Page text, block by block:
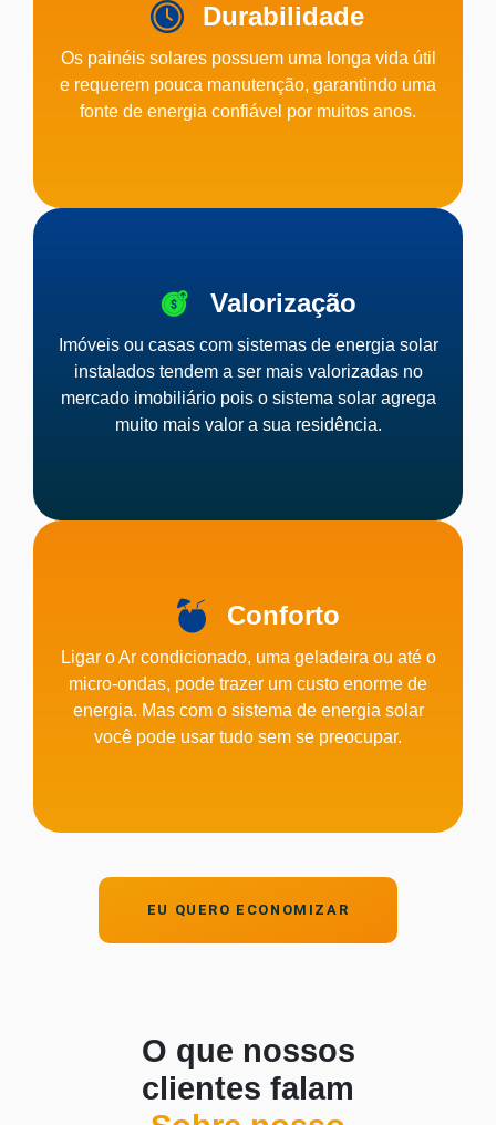
Durabilidade
Os painéis solares possuem uma longa vida útil
e requerem pouca manutenção, garantindo uma
fonte de energia confiável por muitos anos.
Valorização
Imóveis ou casas com sistemas de energia solar
instalados tendem a ser mais valorizadas no
mercado imobiliário pois o sistema solar agrega
muito mais valor a sua residência.
Conforto
Ligar o Ar condicionado, uma geladeira ou até o
micro-ondas, pode trazer um custo enorme de
energia. Mas com o sistema de energia solar
você pode usar tudo sem se preocupar.
EU QUERO ECONOMIZAR
O que nossos
clientes falam